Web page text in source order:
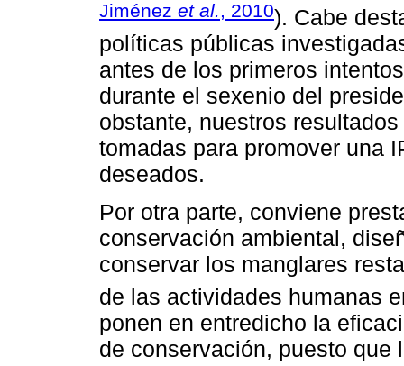
Jiménez et al., 2010). Cabe
políticas públicas
antes de los primeros
durante el sexenio del
obstante, nuestros
tomadas para promover una
deseados.
Por otra parte, conviene
conservación ambiental,
conservar los manglares
de las actividades humanas
ponen en entredicho la
de conservación, puesto que